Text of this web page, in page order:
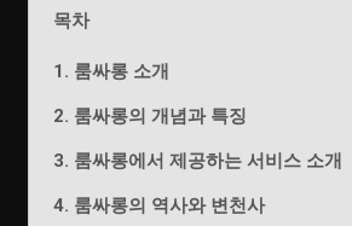
목차
1. 룸싸롱 소개
2. 룸싸롱의 개념과 특징
3. 룸싸롱에서 제공하는 서비스 소개
4. 룸싸롱의 역사와 변천사